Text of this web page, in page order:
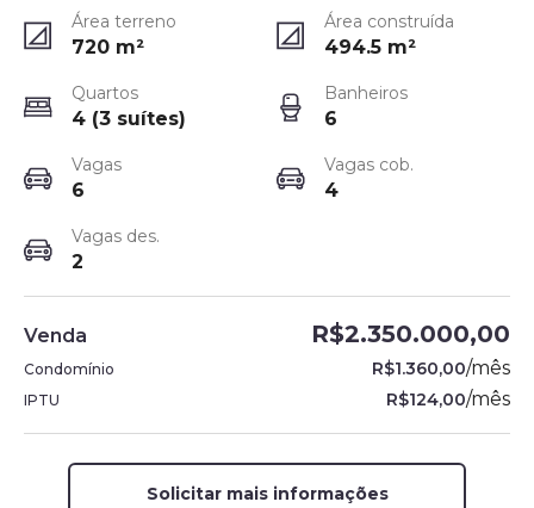
Área terreno
720 m²
Área construída
494.5 m²
Quartos
4 (3 suítes)
Banheiros
6
Vagas
6
Vagas cob.
4
Vagas des.
2
Venda R$2.350.000,00
Condomínio R$1.360,00/mês
IPTU R$124,00/mês
Solicitar mais informações